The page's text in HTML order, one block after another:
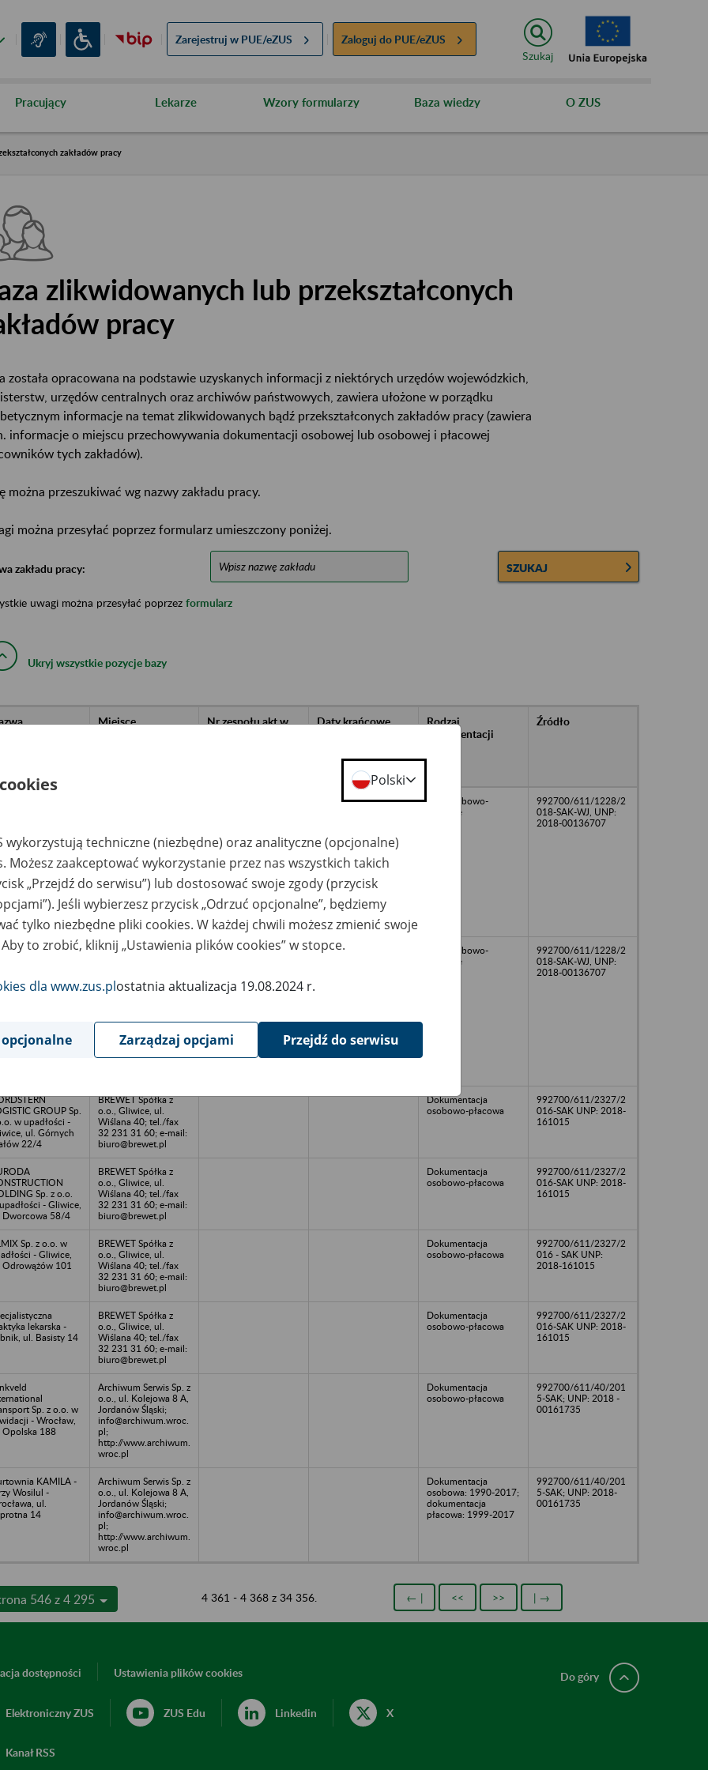
Zarejestruj w PUE/eZUS Zaloguj do PUE/eZUS
Szukaj
Pracujący Lekarze Wzory formularzy Baza wiedzy O ZUS
zakładów pracy
zlikwidowanych lub przekształconych
pracy
została opracowana na podstawie uzyskanych informacji z niektórych urzędów wojewódzkich,
urzędów centralnych oraz archiwów państwowych, zawiera ułożone w porządku
informacje na temat zlikwidowanych bądź przekształconych zakładów pracy (zawiera
informacje o miejscu przechowywania dokumentacji osobowej lub osobowej i płacowej
tych zakładów).
można przeszukiwać wg nazwy zakładu pracy.
można przesyłać poprzez formularz umieszczony poniżej.
zakładu pracy: SZUKAJ
uwagi można przesyłać poprzez formularz
Ukryj wszystkie pozycje bazy
Miejsce
Nr zespołu akt w
Daty krańcowe
archiwach
państwowych
Rodzaj
dokumentacji
Źródło
archiwum.nausea@w
p.pl, www: arciwum-
info.pl; tel. kom. 691
261 661; 691 100
399; 691 100 988
(dzwonić
poniedziałek-wtorek
w godz. 9:00-14:00)
akta osobowo-
płacowe
992700/611/1228/2
018-SAK-WJ, UNP:
2018-00136707
Zameczek
ARCHET - NAUSEA
Hallera 60/3, e-mail:
archiwum.nausea@w
399; 691 100 988
poniedziałek-wtorek
akta osobowo-
płacowe
992700/611/1228/2
018-SAK-WJ, UNP:
2018-00136707
GROUP Sp.
w upadłości -
ul. Górnych
22/4
BREWET Spółka z
o.o., Gliwice, ul.
Wiślana 40; tel./fax
32 231 31 60; e-mail:
biuro@brewet.pl
Dokumentacja
osobowo-płacowa
992700/611/2327/2
016-SAK UNP: 2018-
161015
Sp. z o.o.
- Gliwice,
Dworcowa 58/4
BREWET Spółka z
o.o., Gliwice, ul.
Wiślana 40; tel./fax
32 231 31 60; e-mail:
biuro@brewet.pl
Dokumentacja
osobowo-płacowa
992700/611/2327/2
016-SAK UNP: 2018-
161015
Sp. z o.o. w
- Gliwice,
Odrowążów 101
BREWET Spółka z
o.o., Gliwice, ul.
Wiślana 40; tel./fax
32 231 31 60; e-mail:
biuro@brewet.pl
Dokumentacja
osobowo-płacowa
992700/611/2327/2
016 - SAK UNP:
2018-161015
lekarska -
ul. Basisty 14
BREWET Spółka z
o.o., Gliwice, ul.
Wiślana 40; tel./fax
32 231 31 60; e-mail:
biuro@brewet.pl
Dokumentacja
osobowo-płacowa
992700/611/2327/2
016-SAK UNP: 2018-
161015
Sp. z o.o. w
- Wrocław,
Opolska 188
Archiwum Serwis Sp. z
o.o., ul. Kolejowa 8 A,
Jordanów Śląski;
info@archiwum.wroc.
pl;
http://www.archiwum.
wroc.pl
Dokumentacja
osobowo-płacowa
992700/611/40/201
5-SAK; UNP: 2018 -
00161735
KAMILA -
Wosilul -
ul.
14
Archiwum Serwis Sp. z
o.o., ul. Kolejowa 8 A,
Jordanów Śląski;
info@archiwum.wroc.
pl;
http://www.archiwum.
wroc.pl
Dokumentacja
osobowa: 1990-2017;
dokumentacja
płacowa: 1999-2017
992700/611/40/201
5-SAK; UNP: 2018-
00161735
546 z 4 295 4 361 - 4 368 z 34 356. ← | << >> | →
dostępności Ustawienia plików cookies
Elektroniczny ZUS ZUS Edu Linkedin X
Kanał RSS
Do góry
Polski
wykorzystują techniczne (niezbędne) oraz analityczne (opcjonalne)
Możesz zaakceptować wykorzystanie przez nas wszystkich takich
„Przejdź do serwisu”) lub dostosować swoje zgody (przycisk
Jeśli wybierzesz przycisk „Odrzuć opcjonalne”, będziemy
tylko niezbędne pliki cookies. W każdej chwili możesz zmienić swoje
to zrobić, kliknij „Ustawienia plików cookies” w stopce.
dla www.zus.plostatnia aktualizacja 19.08.2024 r.
Zarządzaj opcjami Przejdź do serwisu